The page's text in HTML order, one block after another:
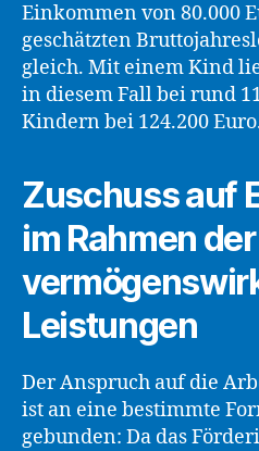
Einkommen von 80.000
geschätzten
gleich. Mit einem Kind
in diesem Fall bei rund
Kindern bei 124.200
Zuschuss auf
im Rahmen der
Leistungen
Der Anspruch auf die
ist an eine bestimmte
gebunden: Da das